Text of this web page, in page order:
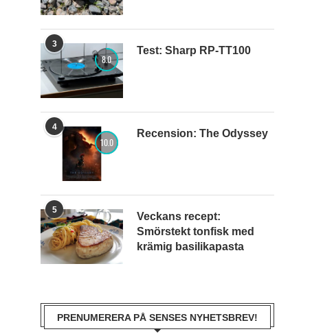
3
8.0
Test: Sharp RP-TT100
4
10.0
Recension: The Odyssey
5
Veckans recept:
Smörstekt tonfisk med
krämig basilikapasta
PRENUMERERA PÅ SENSES NYHETSBREV!